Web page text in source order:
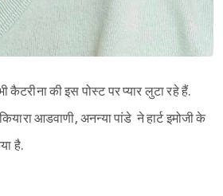
की इस पोस्ट पर प्यार लुटा रहे हैं.
आडवाणी, अनन्या पांडे ने हार्ट इमोजी के
है.